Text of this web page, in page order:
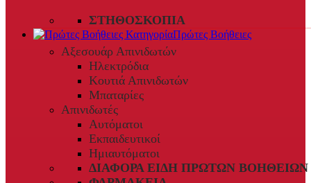
ΣΤΗΘΟΣΚΌΠΙΑ
Πρώτες Βοήθειες
Αξεσουάρ Απινιδωτών
Ηλεκτρόδια
Κουτιά Απινιδωτών
Μπαταρίες
Απινιδωτές
Αυτόματοι
Εκπαιδευτικοί
Ημιαυτόματοι
ΔΙΆΦΟΡΑ ΕΊΔΗ ΠΡΏΤΩΝ ΒΟΗΘΕΙΏΝ